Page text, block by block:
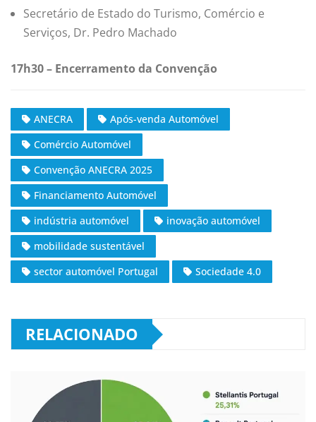
Secretário de Estado do Turismo, Comércio e
Serviços, Dr. Pedro Machado
17h30 – Encerramento da Convenção
ANECRA
Após-venda Automóvel
Comércio Automóvel
Convenção ANECRA 2025
Financiamento Automóvel
indústria automóvel
inovação automóvel
mobilidade sustentável
sector automóvel Portugal
Sociedade 4.0
RELACIONADO